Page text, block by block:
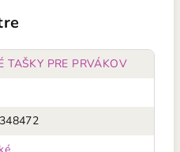
TAŠKY PRE PRVÁKOV